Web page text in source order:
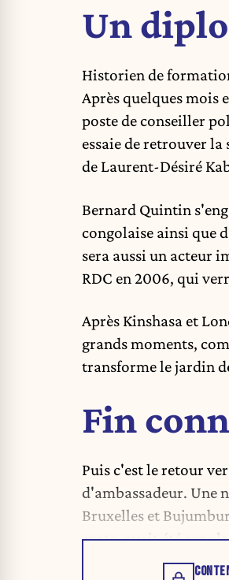
Un
Historien de
Après quelques mois
poste de conseiller
essaie de retrouver
de Laurent-Désiré
Bernard Quintin
congolaise ainsi que
sera aussi un acteur
RDC en 2006, qui
Après Kinshasa et
grands moments,
transforme le jardin
Fin
Puis c'est le retour
d'ambassadeur. Une
Bruxelles et
grata, avait été